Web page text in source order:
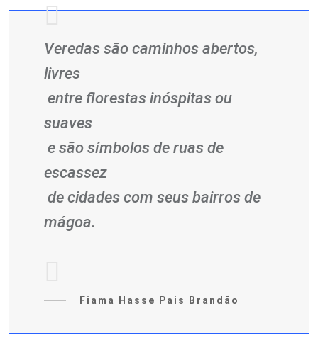
Veredas são caminhos abertos,
livres
entre florestas inóspitas ou
suaves
e são símbolos de ruas de
escassez
de cidades com seus bairros de
mágoa.
Fiama Hasse Pais Brandão